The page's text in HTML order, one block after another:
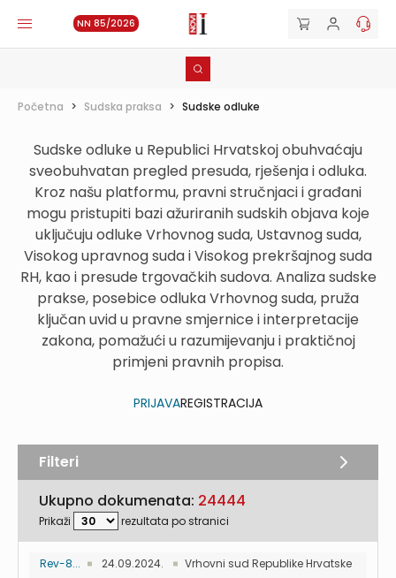
NN 85/2026
Početna > Sudska praksa > Sudske odluke
Sudske odluke u Republici Hrvatskoj obuhvaćaju
sveobuhvatan pregled presuda, rješenja i odluka.
Kroz našu platformu, pravni stručnjaci i građani
mogu pristupiti bazi ažuriranih sudskih objava koje
uključuju odluke Vrhovnog suda, Ustavnog suda,
Visokog upravnog suda i Visokog prekršajnog suda
RH, kao i presude trgovačkih sudova. Analiza sudske
prakse, posebice odluka Vrhovnog suda, pruža
ključan uvid u pravne smjernice i interpretacije
zakona, pomažući u razumijevanju i praktičnoj
primjeni pravnih propisa.
PRIJAVAREGISTRACIJA
Ukupno dokumenata: 24444
Prikaži rezultata po stranici
Rev-8... 24.09.2024. Vrhovni sud Republike Hrvatske
Filteri